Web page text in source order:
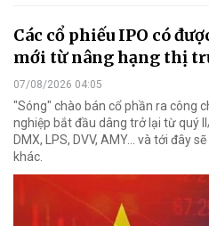
Các cổ phiếu IPO có
mới từ nâng hạng thị
07/08/2026 04:05
"Sóng" chào bán cổ phần ra công
nghiệp bắt đầu dâng trở lại từ quý
DMX, LPS, DVV, AMY... và tới đây
khác.